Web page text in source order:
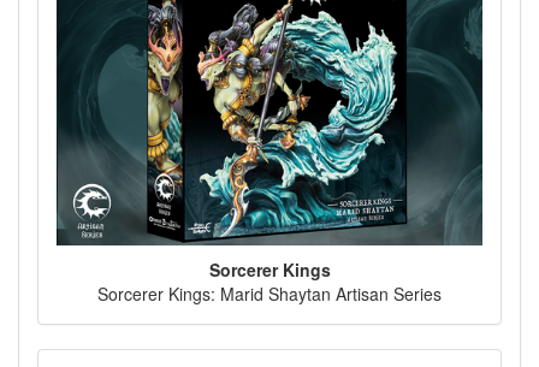
Sorcerer Kings
Sorcerer Kings: Marid Shaytan Artisan Series